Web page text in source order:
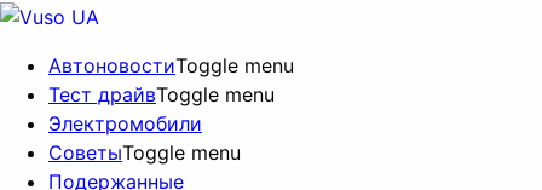
АвтоновостиToggle menu
Тест драйвToggle menu
Электромобили
СоветыToggle menu
Подержанные